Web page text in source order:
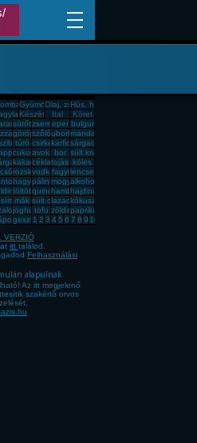
sütemény, rágcsa, tészta
fűszerGyümölcsOlaj, zsíradékHús, húskészítmény
dobozos, konzerv étel
jégkrém
Készétel Ital
Köret
sütőtökzsemleeper bulgur
görögdinnye
szőlőuborkamandarin
túró csirkecomb
karfiolsárgadinnye
sajt
cukoravokádó
bor sült krumpli
kakaós csiga
céklatojásfehérje
köles
rozskenyér
vodkafagyi lencse
hagymapálinkamogyoróalkohol
töltött káposzta
quinoahamburger
hajdina
kenyér
mák sült csirkecomb
lazackókuszzsír
joghurttofu zöldalmapaprikás krumpli
gesztenye
1 2 3 4 5 6 7 8 9 10
VERZIÓ
itt találod.
Felhasználási
alapulnak.
Az itt megjelenő
szakértő orvos